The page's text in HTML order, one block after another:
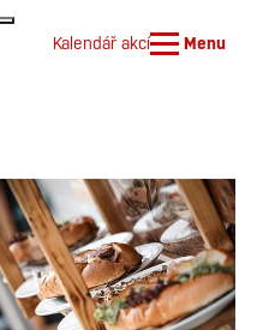
Kalendář akcí Menu